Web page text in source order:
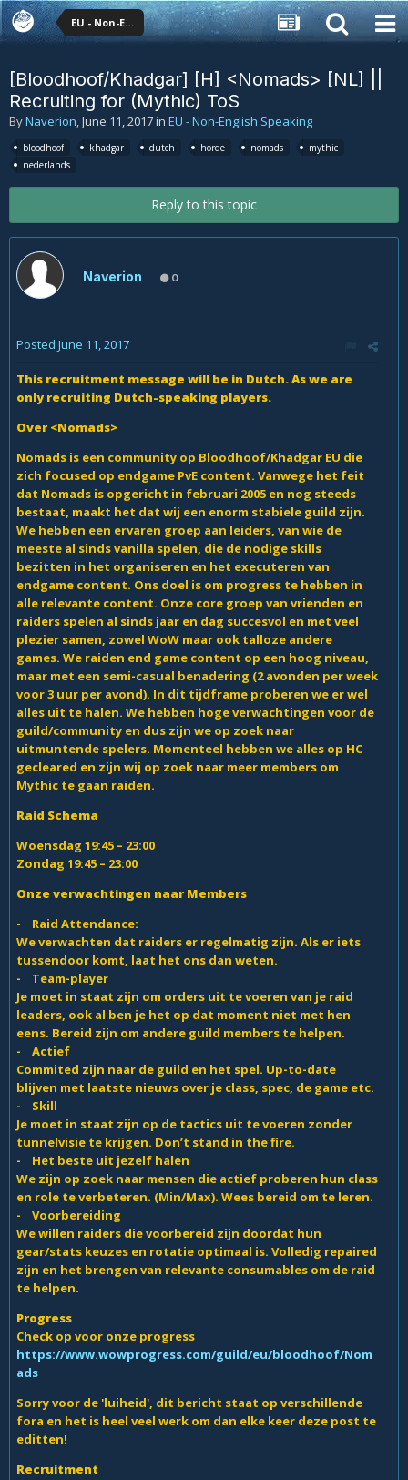
EU - Non-English Speaking
[Bloodhoof/Khadgar] [H] <Nomads> [NL] ||
Recruiting for (Mythic) ToS
ByNaverion,June 11, 2017in EU - Non-English Speaking
bloodhoof khadgar dutch horde nomads
mythic
nederlands
Reply to this topic
Naverion 0
Posted June 11, 2017
This recruitment message will be in Dutch. As we are
only recruiting Dutch-speaking players.
Over <Nomads>
Nomads is een community op Bloodhoof/Khadgar EU die
zich focused op endgame PvE content. Vanwege het feit
dat Nomads is opgericht in februari 2005 en nog steeds
bestaat, maakt het dat wij een enorm stabiele guild zijn.
We hebben een ervaren groep aan leiders, van wie de
meeste al sinds vanilla spelen, die de nodige skills
bezitten in het organiseren en het executeren van
endgame content. Ons doel is om progress te hebben in
alle relevante content. Onze core groep van vrienden en
raiders spelen al sinds jaar en dag succesvol en met veel
plezier samen, zowel WoW maar ook talloze andere
games. We raiden end game content op een hoog niveau,
maar met een semi-casual benadering (2 avonden per week
voor 3 uur per avond). In dit tijdframe proberen we er wel
alles uit te halen. We hebben hoge verwachtingen voor de
guild/community en dus zijn we op zoek naar
uitmuntende spelers. Momenteel hebben we alles op HC
gecleared en zijn wij op zoek naar meer members om
Mythic te gaan raiden.
Raid Schema
Woensdag 19:45 – 23:00
Zondag 19:45 – 23:00
Onze verwachtingen naar Members
- Raid Attendance:
We verwachten dat raiders er regelmatig zijn. Als er iets
tussendoor komt, laat het ons dan weten.
- Team-player
Je moet in staat zijn om orders uit te voeren van je raid
leaders, ook al ben je het op dat moment niet met hen
eens. Bereid zijn om andere guild members te helpen.
- Actief
Commited zijn naar de guild en het spel. Up-to-date
blijven met laatste nieuws over je class, spec, de game etc.
- Skill
Je moet in staat zijn op de tactics uit te voeren zonder
tunnelvisie te krijgen. Don’t stand in the fire.
- Het beste uit jezelf halen
We zijn op zoek naar mensen die actief proberen hun class
en role te verbeteren. (Min/Max). Wees bereid om te leren.
- Voorbereiding
We willen raiders die voorbereid zijn doordat hun
gear/stats keuzes en rotatie optimaal is. Volledig repaired
zijn en het brengen van relevante consumables om de raid
te helpen.
Progress
Check op voor onze progress
https://www.wowprogress.com/guild/eu/bloodhoof/Nom
ads
Sorry voor de 'luiheid', dit bericht staat op verschillende
fora en het is heel veel werk om dan elke keer deze post te
editten!
Recruitment